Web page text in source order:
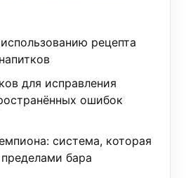
рецепта
для исправления
ошибок
система, которая
бара